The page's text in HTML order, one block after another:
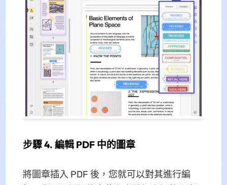
步驟 4. 編輯 PDF 中的圖章
將圖章插入 PDF 後，您就可以對其進行編